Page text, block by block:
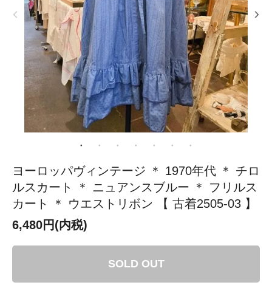
ヨーロッパヴィンテージ ＊ 1970年代 ＊ チロ
ルスカート ＊ ニュアンスブルー ＊ フリルス
カート ＊ ウエストリボン 【 古着2505-03 】
6,480円(内税)
SOLD OUT